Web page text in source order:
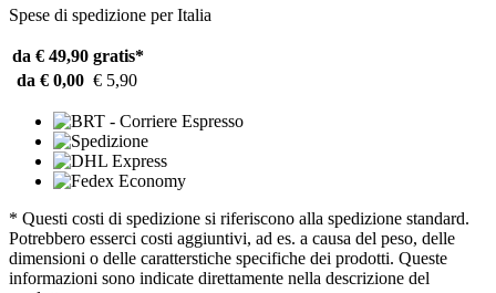
Spese di spedizione per Italia
da € 49,90 gratis*
da € 0,00 € 5,90
* Questi costi di spedizione si riferiscono alla spedizione standard.
Potrebbero esserci costi aggiuntivi, ad es. a causa del peso, delle
dimensioni o delle caratterstiche specifiche dei prodotti. Queste
informazioni sono indicate direttamente nella descrizione del